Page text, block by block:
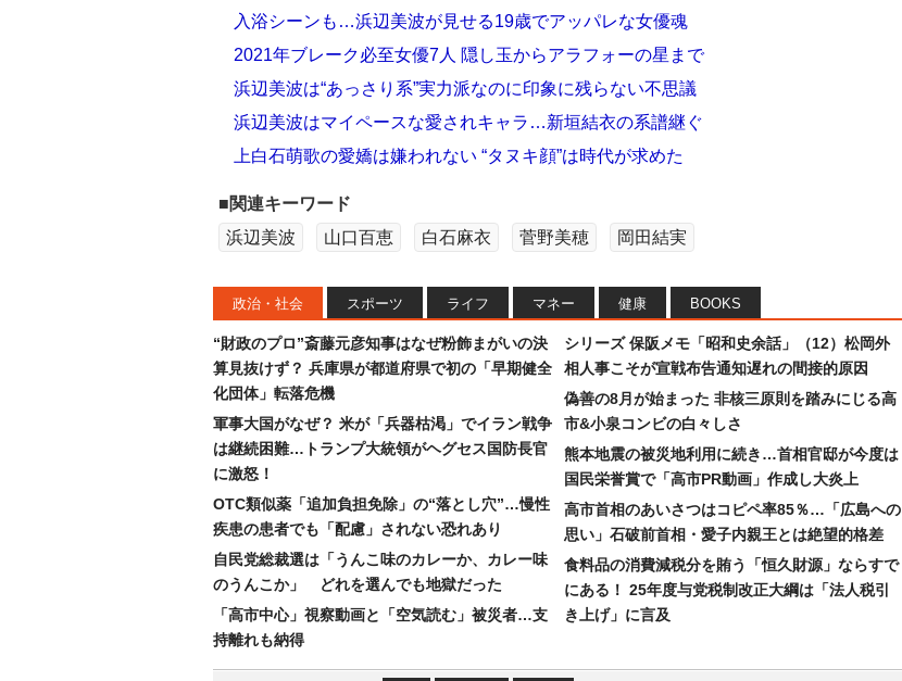
入浴シーンも…浜辺美波が見せる19歳でアッパレな女優魂
2021年ブレーク必至女優7人 隠し玉からアラフォーの星まで
浜辺美波は“あっさり系”実力派なのに印象に残らない不思議
浜辺美波はマイペースな愛されキャラ…新垣結衣の系譜継ぐ
上白石萌歌の愛嬌は嫌われない “タヌキ顔”は時代が求めた
■関連キーワード
浜辺美波
山口百恵 白石麻衣 菅野美穂 岡田結実
政治・社会 スポーツ ライフ マネー 健康 BOOKS
“財政のプロ”斎藤元彦知事はなぜ粉飾まがいの決
算見抜けず？ 兵庫県が都道府県で初の「早期健全
化団体」転落危機
軍事大国がなぜ？ 米が「兵器枯渇」でイラン戦争
は継続困難…トランプ大統領がヘグセス国防長官
に激怒！
OTC類似薬「追加負担免除」の“落とし穴”…慢性
疾患の患者でも「配慮」されない恐れあり
自民党総裁選は「うんこ味のカレーか、カレー味
のうんこか」 どれを選んでも地獄だった
「高市中心」視察動画と「空気読む」被災者…支
持離れも納得
シリーズ 保阪メモ「昭和史余話」（12）松岡外
相人事こそが宣戦布告通知遅れの間接的原因
偽善の8月が始まった 非核三原則を踏みにじる高
市&小泉コンビの白々しさ
熊本地震の被災地利用に続き…首相官邸が今度は
国民栄誉賞で「高市PR動画」作成し大炎上
高市首相のあいさつはコピペ率85％…「広島への
思い」石破前首相・愛子内親王とは絶望的格差
食料品の消費減税分を賄う「恒久財源」ならすで
にある！ 25年度与党税制改正大綱は「法人税引
き上げ」に言及